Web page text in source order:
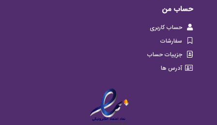
حساب من
حساب کاربری
سفارشات
جزییات حساب
آدرس ها